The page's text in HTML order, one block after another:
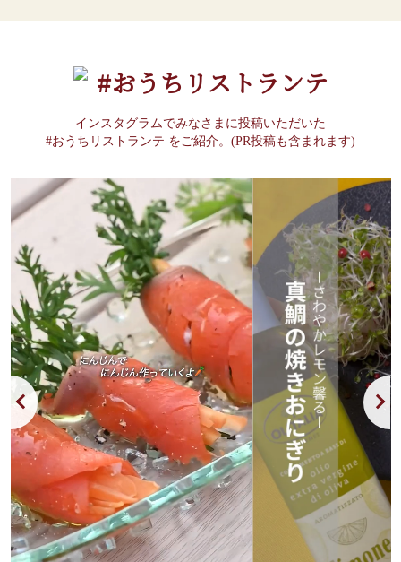
#おうちリストランテ
インスタグラムでみなさまに投稿いただいた
#おうちリストランテ をご紹介。(PR投稿も含まれます)